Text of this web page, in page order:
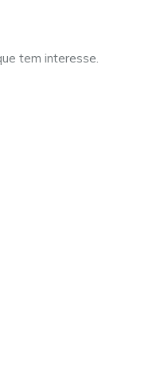
tem interesse.